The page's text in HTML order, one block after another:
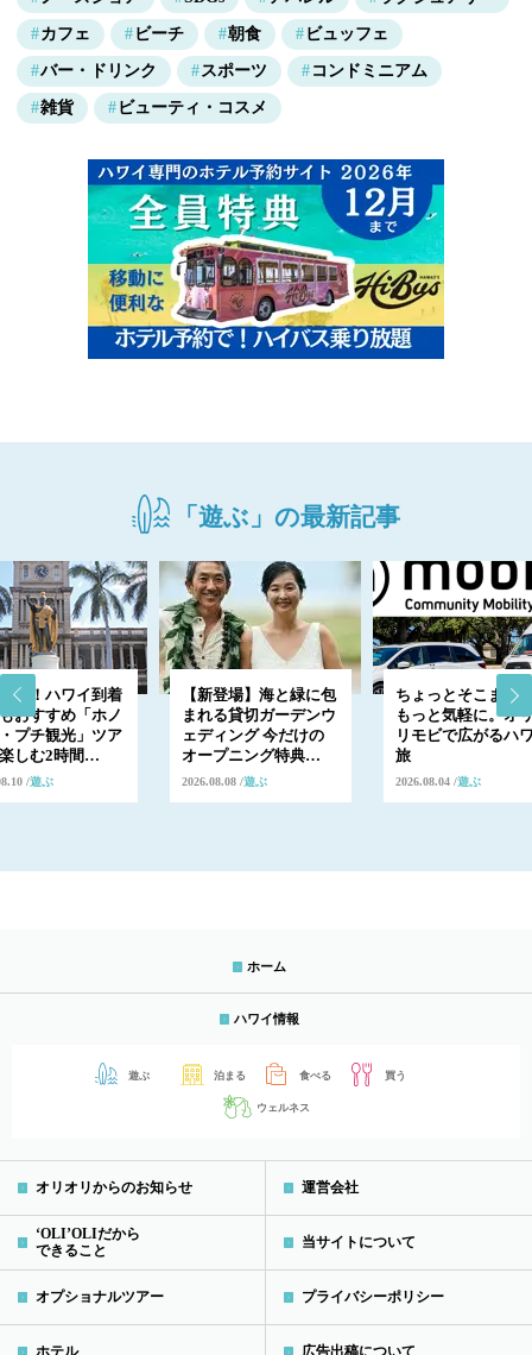
カフェ ビーチ 朝食 ビュッフェ
バー・ドリンク スポーツ コンドミニアム
雑貨 ビューティ・コスメ
「遊ぶ」の最新記事
発！ハワイ到着
おすすめ「ホノ
プチ観光」ツア
しむ2時間…
遊ぶ
【新登場】海と緑に包
まれる貸切ガーデンウ
ェディング 今だけの
オープニング特典…
2026.08.08 遊ぶ
ちょっとそこまで
もっと気軽に。オ
リモビで広がるハ
旅
2026.08.04 遊ぶ
ホーム
ハワイ情報
遊ぶ 泊まる 食べる 買う
ウェルネス
オリオリからのお知らせ
‘OLI’OLIだから
できること
オプショナルツアー
運営会社
当サイトについて
プライバシーポリシー